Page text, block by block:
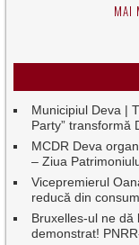
MAI
Municipiul Deva |
Party” transformă
MCDR Deva
– Ziua
Vicepremierul
reducă din
Bruxelles-ul ne dă
demonstrat!